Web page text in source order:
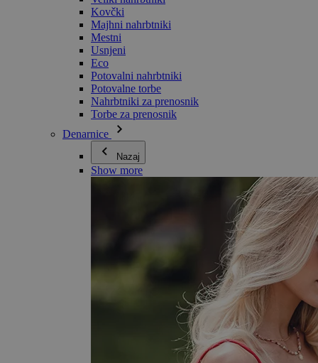
Kovčki
Majhni nahrbtniki
Mestni
Usnjeni
Eco
Potovalni nahrbtniki
Potovalne torbe
Nahrbtniki za prenosnik
Torbe za prenosnik
Denarnice
Nazaj
Show more